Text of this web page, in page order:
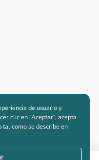
de usuario y
clic en “Aceptar“, acepta
tal como se describe en